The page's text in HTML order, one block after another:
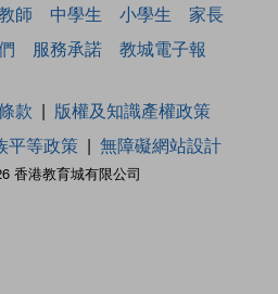
師 中學生 小學生
家長
服務承諾 教城電子報
香港教育城有限公司
款
版權及知識產權政策
平等政策 無障礙網站設計